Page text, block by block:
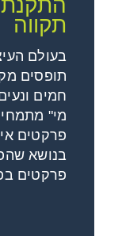
תקווה
בעולם
תופסים
חמים
מי"
פרקטים
בנושא
פרקטים